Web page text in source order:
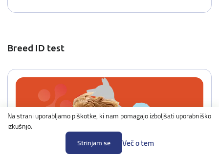
Na strani uporabljamo piškotke, ki nam pomagajo izboljšati uporabniško
izkušnjo.
Strinjam se
Več o tem
Breed ID test